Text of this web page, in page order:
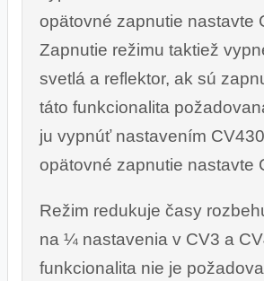
opätovné zapnutie nastavte
Zapnutie režimu taktiež
svetlá a reflektor, ak sú
táto funkcionalita
ju vypnúť nastavením
opätovné zapnutie nastavte
Režim redukuje časy
na ¼ nastavenia v CV3 a
funkcionalita nie je